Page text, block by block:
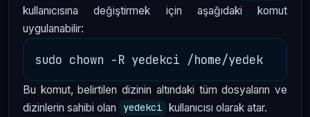
kullanıcısına değiştirmek için aşağıdaki komut
uygulanabilir:
Bu komut, belirtilen dizinin altındaki tüm dosyaların ve
dizinlerin sahibi olan
yedekci kullanıcısı olarak atar.